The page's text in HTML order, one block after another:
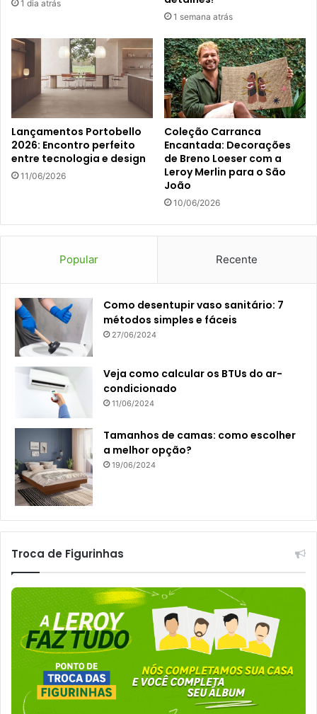
1 dia atrás
1 semana atrás
Lançamentos Portobello
2026: Encontro perfeito
entre tecnologia e design
11/06/2026
Coleção Carranca
Encantada: Decorações
de Breno Loeser com a
Leroy Merlin para o São
João
10/06/2026
Popular Recente
Como desentupir vaso sanitário: 7
métodos simples e fáceis
27/06/2024
Veja como calcular os BTUs do ar-
condicionado
11/06/2024
Tamanhos de camas: como escolher
a melhor opção?
19/06/2024
Troca de Figurinhas